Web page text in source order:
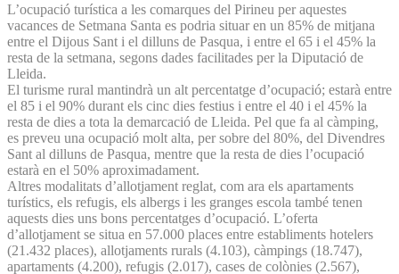
L’ocupació turística a les comarques del Pirineu per aquestes
vacances de Setmana Santa es podria situar en un 85% de mitjana
entre el Dijous Sant i el dilluns de Pasqua, i entre el 65 i el 45% la
resta de la setmana, segons dades facilitades per la Diputació de
Lleida.
El turisme rural mantindrà un alt percentatge d’ocupació; estarà entre
el 85 i el 90% durant els cinc dies festius i entre el 40 i el 45% la
resta de dies a tota la demarcació de Lleida. Pel que fa al càmping,
es preveu una ocupació molt alta, per sobre del 80%, del Divendres
Sant al dilluns de Pasqua, mentre que la resta de dies l’ocupació
estarà en el 50% aproximadament.
Altres modalitats d’allotjament reglat, com ara els apartaments
turístics, els refugis, els albergs i les granges escola també tenen
aquests dies uns bons percentatges d’ocupació. L’oferta
d’allotjament se situa en 57.000 places entre establiments hotelers
(21.432 places), allotjaments rurals (4.103), càmpings (18.747),
apartaments (4.200), refugis (2.017), cases de colònies (2.567),